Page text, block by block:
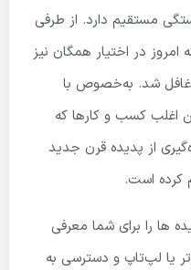
مستقیم دارد. از طرفی
امروز در اختیار همگان نیز
غافل شد. به‌خصوص با
اغلب کسب و کارها که
از پدیده قرن جدید
کرده است.
ها را برای شما معرفی
یا لپ‌تاپ و دسترسی به